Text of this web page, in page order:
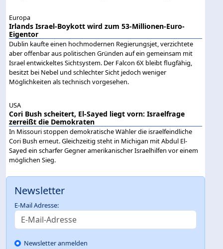
Europa
Irlands Israel-Boykott wird zum 53-Millionen-Euro-
Eigentor
Dublin kaufte einen hochmodernen Regierungsjet, verzichtete
aber offenbar aus politischen Gründen auf ein gemeinsam mit
Israel entwickeltes Sichtsystem. Der Falcon 6X bleibt flugfähig,
besitzt bei Nebel und schlechter Sicht jedoch weniger
Möglichkeiten als technisch vorgesehen.
USA
Cori Bush scheitert, El-Sayed liegt vorn: Israelfrage
zerreißt die Demokraten
In Missouri stoppen demokratische Wähler die israelfeindliche
Cori Bush erneut. Gleichzeitig steht in Michigan mit Abdul El-
Sayed ein scharfer Gegner amerikanischer Israelhilfen vor einem
möglichen Sieg.
Newsletter
E-Mail Adresse:
Newsletter anmelden